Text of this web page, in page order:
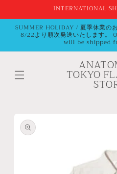
ai contenuti
INTERNATIONAL
SUMMER HOLIDAY / 夏季休業の
8/22より順次発送いたします
will be shipped
TOKYO
informazioni
prodotto